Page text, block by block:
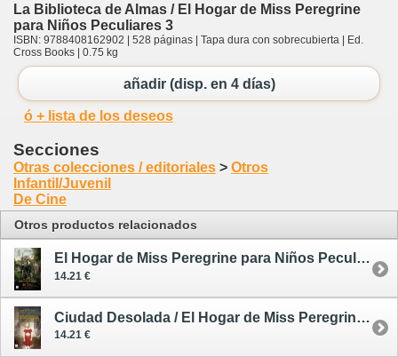
La Biblioteca de Almas / El Hogar de Miss Peregrine
para Niños Peculiares 3
ISBN: 9788408162902 | 528 páginas | Tapa dura con sobrecubierta | Ed.
Cross Books | 0.75 kg
añadir (disp. en 4 días)
ó + lista de los deseos
Secciones
Otras colecciones / editoriales > Otros
Infantil/Juvenil
De Cine
Otros productos relacionados
El Hogar de Miss Peregrine para Niños Peculiares
14.21 €
Ciudad Desolada / El Hogar de Miss Peregrine para Niños Peculiares 2
14.21 €